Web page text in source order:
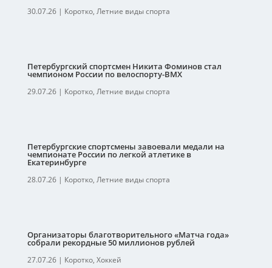
30.07.26| Коротко, Летние виды спорта
Петербургский спортсмен Никита Фоминов стал
чемпионом России по велоспорту-ВМХ
29.07.26| Коротко, Летние виды спорта
Петербургские спортсмены завоевали медали на
чемпионате России по легкой атлетике в
Екатеринбурге
28.07.26| Коротко, Летние виды спорта
Организаторы благотворительного «Матча года»
собрали рекордные 50 миллионов рублей
27.07.26| Коротко, Хоккей